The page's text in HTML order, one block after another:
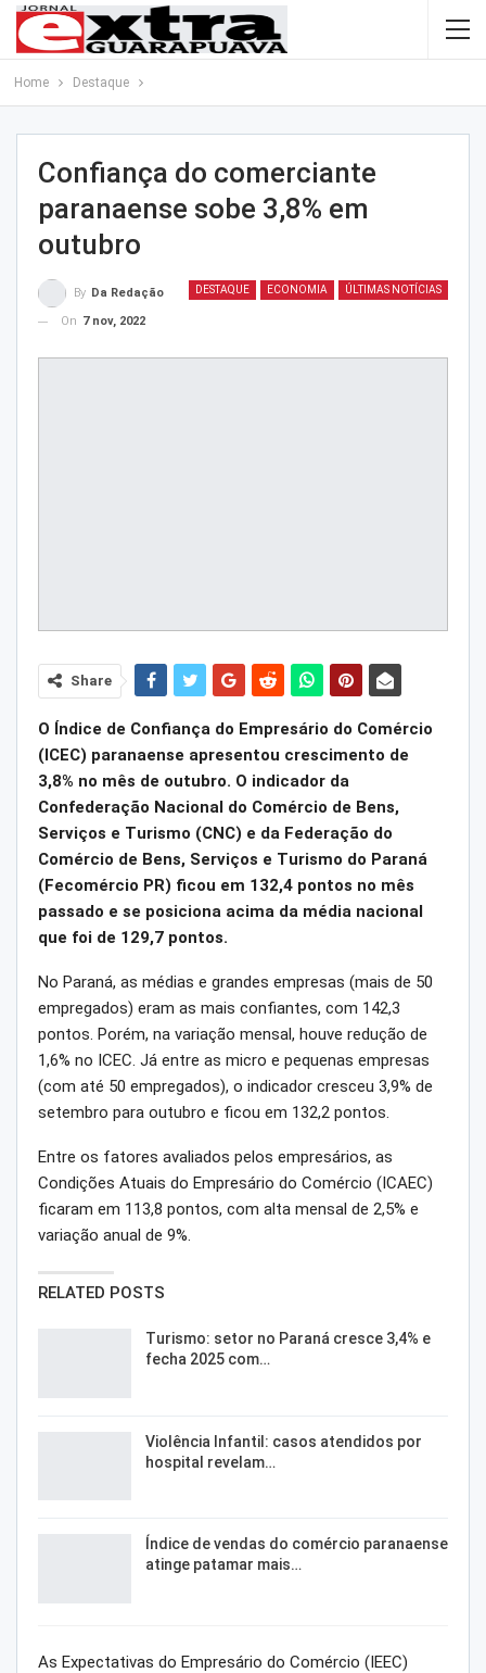
Home Destaque
Confiança do comerciante
paranaense sobe 3,8% em
outubro
DESTAQUE ECONOMIA ÚLTIMAS NOTÍCIAS
By Da Redação
On 7 nov, 2022
Share
O Índice de Confiança do Empresário do Comércio
(ICEC) paranaense apresentou crescimento de
3,8% no mês de outubro. O indicador da
Confederação Nacional do Comércio de Bens,
Serviços e Turismo (CNC) e da Federação do
Comércio de Bens, Serviços e Turismo do Paraná
(Fecomércio PR) ficou em 132,4 pontos no mês
passado e se posiciona acima da média nacional
que foi de 129,7 pontos.
No Paraná, as médias e grandes empresas (mais de 50
empregados) eram as mais confiantes, com 142,3
pontos. Porém, na variação mensal, houve redução de
1,6% no ICEC. Já entre as micro e pequenas empresas
(com até 50 empregados), o indicador cresceu 3,9% de
setembro para outubro e ficou em 132,2 pontos.
Entre os fatores avaliados pelos empresários, as
Condições Atuais do Empresário do Comércio (ICAEC)
ficaram em 113,8 pontos, com alta mensal de 2,5% e
variação anual de 9%.
RELATED POSTS
Turismo: setor no Paraná cresce 3,4% e
fecha 2025 com…
Violência Infantil: casos atendidos por
hospital revelam…
Índice de vendas do comércio paranaense
atinge patamar mais…
As Expectativas do Empresário do Comércio (IEEC)